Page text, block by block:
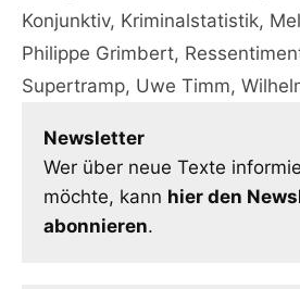
Konjunktiv, Kriminalstatistik,
Philippe Grimbert,
Supertramp, Uwe Timm,
Newsletter
Wer über neue Texte
möchte, kann hier den
abonnieren.